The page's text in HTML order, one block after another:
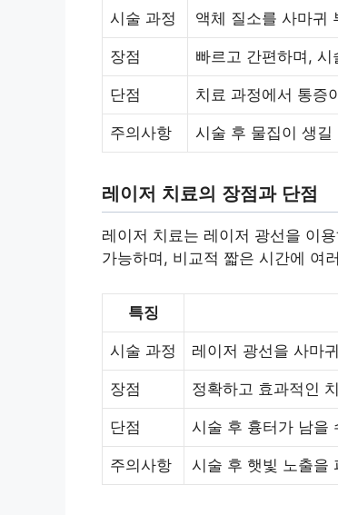
시술 과정 액체 질소를 사마귀
장점 빠르고 간편하며,
단점 치료 과정에서 통증
주의사항 시술 후 물집이 생
레이저 치료의 장점과 단점
레이저 치료는 레이저 광선을 이
가능하며, 비교적 짧은 시간에 여
특징
시술 과정 레이저 광선을 사마
장점 정확하고 효과적인
단점 시술 후 흉터가 남을
주의사항 시술 후 햇빛 노출을